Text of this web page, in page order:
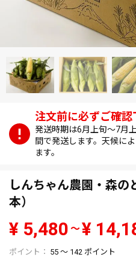
発送時期は6月上旬～7月
間で発送します。天候に
ます。
しんちゃん農園・森の
本）
¥ 5,480 〜¥
55 〜 142 ポイント